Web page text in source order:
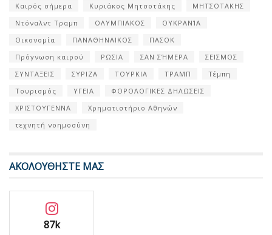
Καιρός σήμερα
Κυριάκος Μητσοτάκης
ΜΗΤΣΟΤΑΚΗΣ
Ντόναλντ Τραμπ
ΟΛΥΜΠΙΑΚΟΣ
ΟΥΚΡΑΝΊΑ
Οικονομία
ΠΑΝΑΘΗΝΑΙΚΟΣ
ΠΑΣΟΚ
Πρόγνωση καιρού
ΡΩΣΙΑ ΣΑΝ ΣΉΜΕΡΑ
ΣΕΙΣΜΟΣ
ΣΥΝΤΑΞΕΙΣ
ΣΥΡΙΖΑ ΤΟΥΡΚΙΑ ΤΡΑΜΠ
Τέμπη
Τουρισμός
ΥΓΕΙΑ
ΦΟΡΟΛΟΓΙΚΕΣ ΔΗΛΩΣΕΙΣ
ΧΡΙΣΤΟΥΓΕΝΝΑ
Χρηματιστήριο Αθηνών
τεχνητή νοημοσύνη
ΑΚΟΛΟΥΘΗΣΤΕ ΜΑΣ
87k